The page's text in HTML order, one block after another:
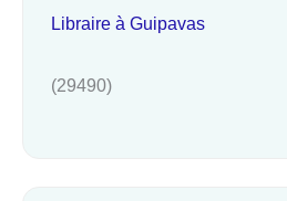
Libraire à Guipavas
(29490)